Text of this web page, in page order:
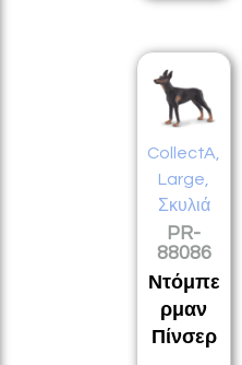
CollectA
Large
Σκυλιά
PR-
88086
Ντόμπε
ρμαν
Πίνσερ